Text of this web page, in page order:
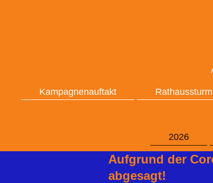
Kampagnenauftakt Rathaussturm
2026
Aufgrund der